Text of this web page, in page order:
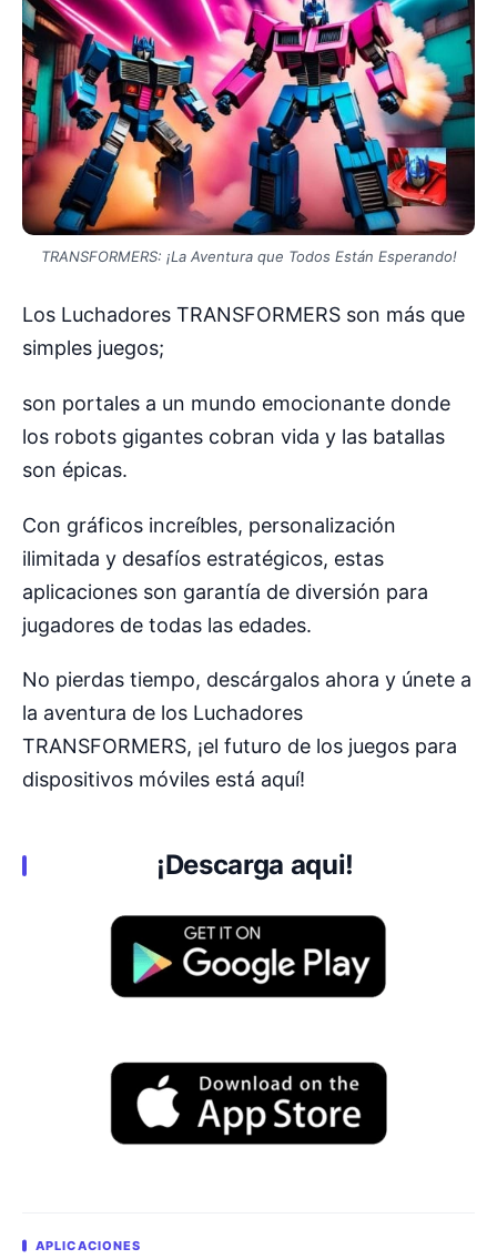
TRANSFORMERS: ¡La Aventura que Todos Están Esperando!
Los Luchadores TRANSFORMERS son más que
simples juegos;
son portales a un mundo emocionante donde
los robots gigantes cobran vida y las batallas
son épicas.
Con gráficos increíbles, personalización
ilimitada y desafíos estratégicos, estas
aplicaciones son garantía de diversión para
jugadores de todas las edades.
No pierdas tiempo, descárgalos ahora y únete a
la aventura de los Luchadores
TRANSFORMERS, ¡el futuro de los juegos para
dispositivos móviles está aquí!
¡Descarga aqui!
APLICACIONES